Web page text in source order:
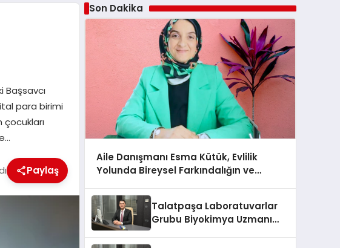
Başsavcı
para birimi
çocukları
Paylaş
Son Dakika
Aile Danışmanı Esma Kütük, Evlilik
Yolunda Bireysel Farkındalığın ve
Talatpaşa Laboratuvarlar
Grubu Biyokimya Uzmanı